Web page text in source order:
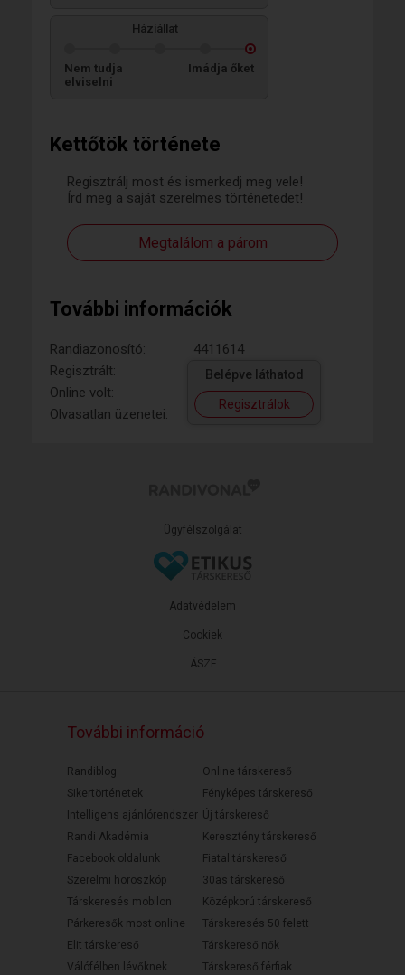
Kettőtök története
Regisztrálj most és ismerkedj meg vele!
Írd meg a saját szerelmes történetedet!
Megtalálom a párom
További információk
Randiazonosító:
4411614
Regisztrált:
Online volt:
Olvasatlan üzenetei:
Belépve láthatod
Regisztrálok
Háziállat
Nem tudja
elviselni
Imádja őket
Ügyfélszolgálat
ÁSZF
Adatvédelem
Cookiek
További információ
Randiblog
Sikertörténetek
Intelligens ajánlórendszer
Randi Akadémia
Facebook oldalunk
Szerelmi horoszkóp
Társkeresés mobilon
Párkeresők most online
Elit társkereső
Válófélben lévőknek
Online társkereső
Fényképes társkereső
Új társkereső
Keresztény társkereső
Fiatal társkereső
30as társkereső
Középkorú társkereső
Társkeresés 50 felett
Társkereső nők
Társkereső férfiak